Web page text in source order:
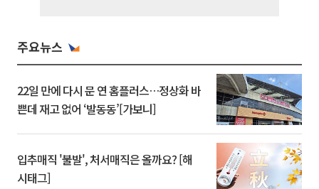
주요뉴스
22일 만에 다시 문 연 홈플러스…정상화 바
쁜데 재고 없어 ‘발동동’[가보니]
입추매직 '불발', 처서매직은 올까요? [해
시태그]